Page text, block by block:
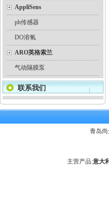
AppliSens
ph传感器
DO溶氧
ARO英格索兰
气动隔膜泵
联系我们
青岛尚
主营产品:意大